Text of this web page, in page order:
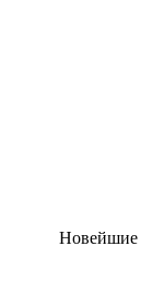
Новейшие